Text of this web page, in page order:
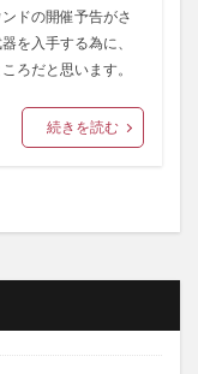
ドの開催予告がさ
を入手する為に、
ろだと思います。
続きを読む